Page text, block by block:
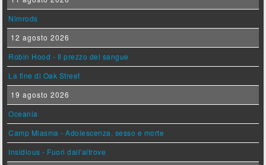
Nimrods
12 agosto 2026
Robin Hood - Il prezzo del sangue
La fine di Oak Street
19 agosto 2026
Oceania
Camp Miasma - Adolescenza, sesso e morte
Insidious - Fuori dall'altrove